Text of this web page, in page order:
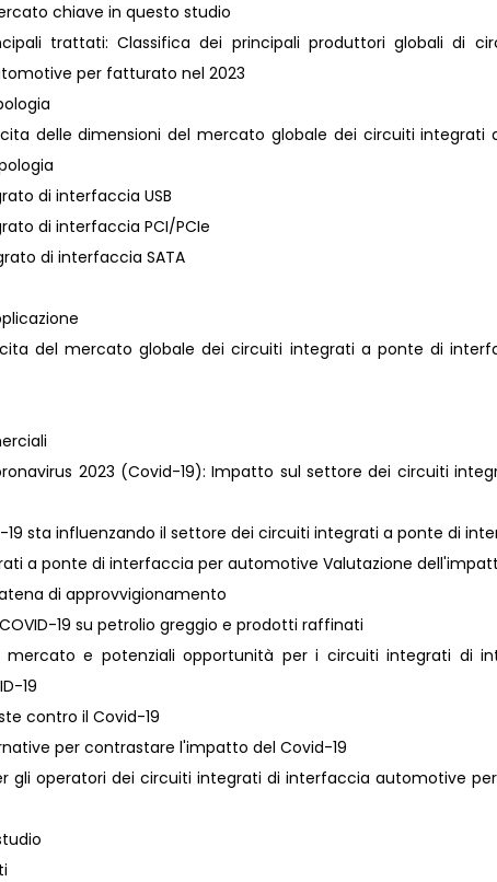
chiave in questo studio
trattati: Classifica dei principali produttori globali di
per fatturato nel 2023
delle dimensioni del mercato globale dei circuiti
di interfaccia USB
di interfaccia PCI/PCIe
di interfaccia SATA
del mercato globale dei circuiti integrati a ponte di
2023 (Covid-19): Impatto sul settore dei circuiti
19 sta influenzando il settore dei circuiti integrati a ponte di
a ponte di interfaccia per automotive Valutazione
di approvvigionamento
COVID-19 su petrolio greggio e prodotti raffinati
mercato e potenziali opportunità per i circuiti integrati di
19
contro il Covid-19
per contrastare l'impatto del Covid-19
gli operatori dei circuiti integrati di interfaccia automotive